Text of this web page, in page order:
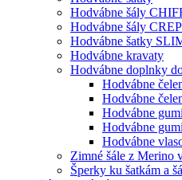
Hodvábne šály
Hodvábne šály
Hodvábne šatky
Hodvábne kravaty
Hodvábne doplnky
Hodvábne
Hodvábne
Hodvábne
Hodvábne
Hodvábne
Zimné šále z Merino
Šperky ku šatkám a